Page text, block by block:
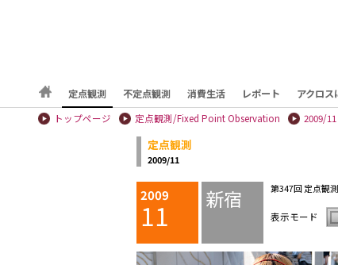
定点観測 不定点観測 消費生活 レポート アクロス
トップページ 定点観測/Fixed Point Observation 2009/11
定点観測
2009/11
2009
11 新宿 第347回 定点観
表示モード